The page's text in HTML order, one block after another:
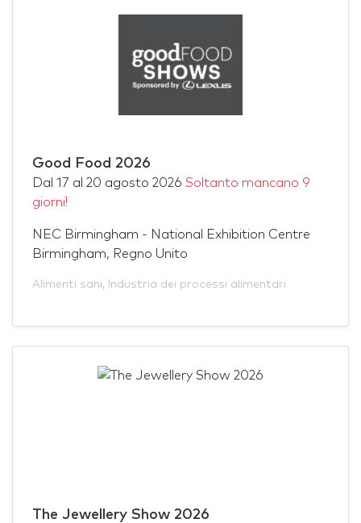
Good Food 2026
Dal 17 al 20 agosto 2026 Soltanto mancano 9
giorni!
NEC Birmingham - National Exhibition Centre
Birmingham, Regno Unito
Alimenti sani, Industria dei processi alimentari
The Jewellery Show 2026